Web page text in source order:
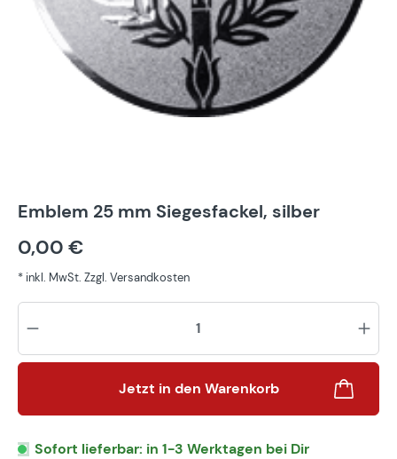
Emblem 25 mm Siegesfackel, silber
0,00 €
* inkl. MwSt. Zzgl. Versandkosten
Jetzt in den Warenkorb
Sofort lieferbar: in 1-3 Werktagen bei Dir